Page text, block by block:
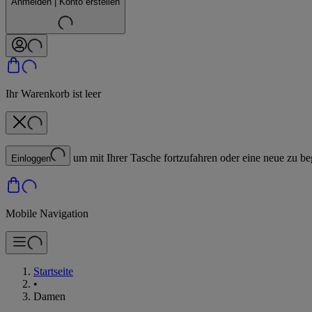
Ihr Warenkorb ist leer
Einloggen um mit Ihrer Tasche fortzufahren oder eine neue zu
Mobile Navigation
Startseite
•
Damen